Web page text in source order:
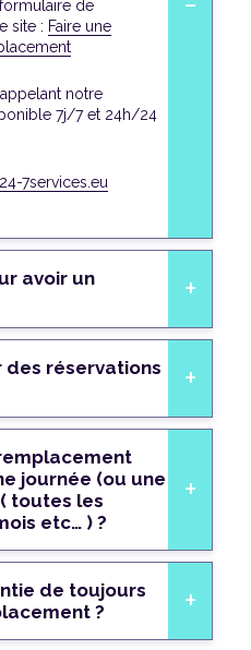
de
site : Faire une
notre
7j/7 et 24h/24
7services.eu
avoir un
des réservations
journée (ou une
toutes les
etc… ) ?
de toujours
?